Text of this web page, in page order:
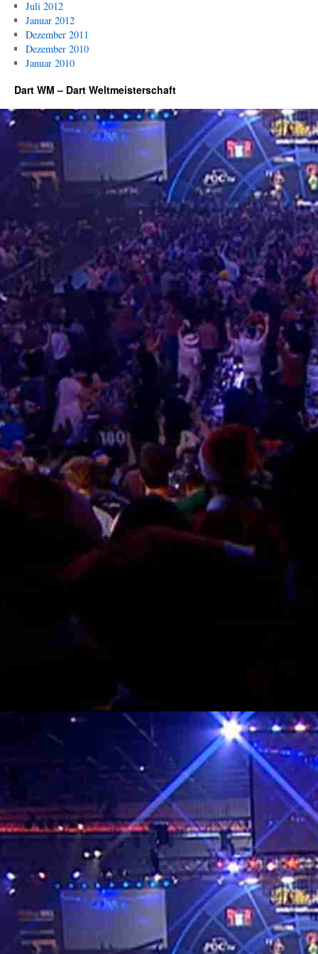
Juli 2012
Januar 2012
Dezember 2011
Dezember 2010
Januar 2010
Dart WM – Dart Weltmeisterschaft